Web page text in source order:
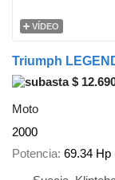
VÍDEO
Triumph
$
Moto
2000
Potencia 69.34 Hp